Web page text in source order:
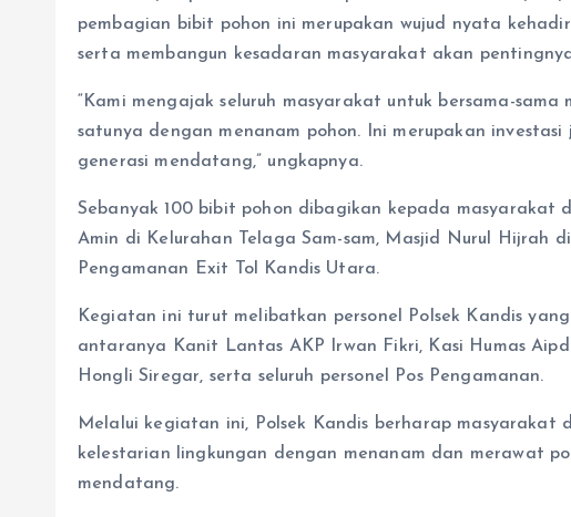
pembagian bibit pohon ini merupakan wujud nyata
serta membangun kesadaran masyarakat akan
“Kami mengajak seluruh masyarakat untuk bersama-
satunya dengan menanam pohon. Ini merupakan
generasi mendatang,” ungkapnya.
Sebanyak 100 bibit pohon dibagikan kepada masyarakat
Amin di Kelurahan Telaga Sam-sam, Masjid Nurul Hijrah
Pengamanan Exit Tol Kandis Utara.
Kegiatan ini turut melibatkan personel Polsek Kandis
antaranya Kanit Lantas AKP Irwan Fikri, Kasi Humas
Hongli Siregar, serta seluruh personel Pos Pengamanan.
Melalui kegiatan ini, Polsek Kandis berharap
kelestarian lingkungan dengan menanam dan merawat
mendatang.